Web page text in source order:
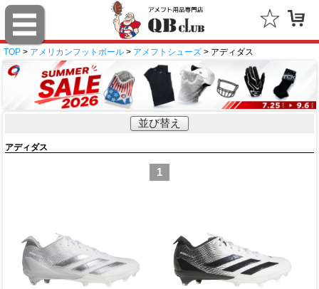
TOP > アメリカンフットボール > アメフトシューズ > アディダス
並び替え
アディダス
1